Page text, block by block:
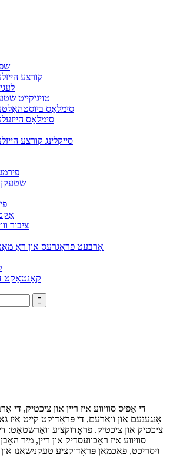
קורצע
טויגיקייט
סימלאַס
סימלאַס
סייקלינג קורצע
שטעקן
ציבור
אַרבעט פּראָגרעס און ראַ
קאָנטאַקט
די אָפיס סוויווע איז ריין און ציכטיק,
אָנגענעם און וואַרעם, די פּראָדוקט קייט איז
ציכטיק און ציכטיק. פּראָדוקציע וואַרשטאַט:
סוויווע איז ראַכוועסדיק און ריין, מיר
ויסריכט, פאַכמאַן פּראָדוקציע טעקנישאַנז און